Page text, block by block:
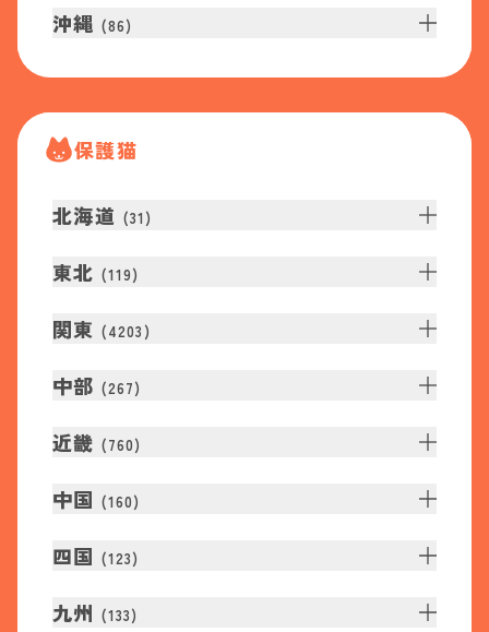
沖縄 (86)
保護猫
北海道 (31 )
東北 (119)
関東 (4203 )
中部 (267)
近畿 (760)
中国 (160)
四国 (123)
九州 (133)